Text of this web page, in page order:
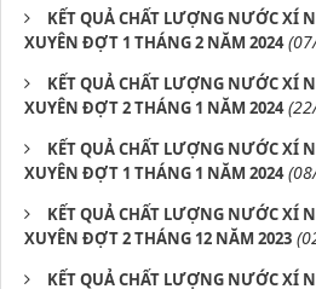
KẾT QUẢ CHẤT LƯỢNG NƯỚC XÍ
XUYÊN ĐỢT 1 THÁNG 2 NĂM 2024
KẾT QUẢ CHẤT LƯỢNG NƯỚC XÍ
XUYÊN ĐỢT 2 THÁNG 1 NĂM 2024
KẾT QUẢ CHẤT LƯỢNG NƯỚC XÍ
XUYÊN ĐỢT 1 THÁNG 1 NĂM 2024
KẾT QUẢ CHẤT LƯỢNG NƯỚC XÍ
XUYÊN ĐỢT 2 THÁNG 12 NĂM 2023
KẾT QUẢ CHẤT LƯỢNG NƯỚC XÍ